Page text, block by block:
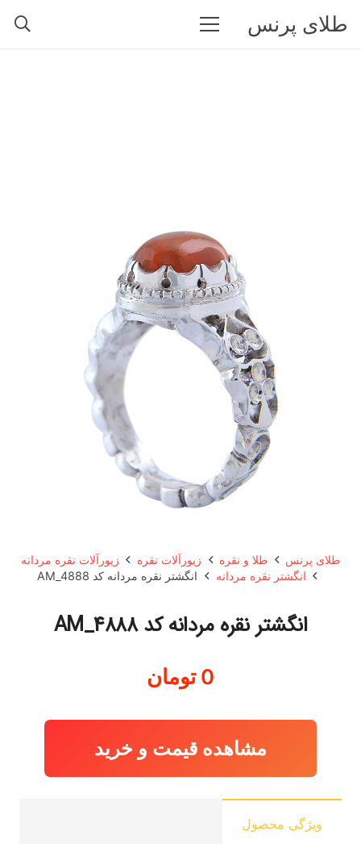
طلای پرنس
طلای پرنس طلا و نقره زیورآلات نقره
زیورآلات نقره مردانه
انگشتر نقره مردانه
انگشتر نقره مردانه کد AM_4888
انگشتر نقره مردانه کد AM_4888
0 تومان
مشاهده قیمت و خرید
ویژگی محصول